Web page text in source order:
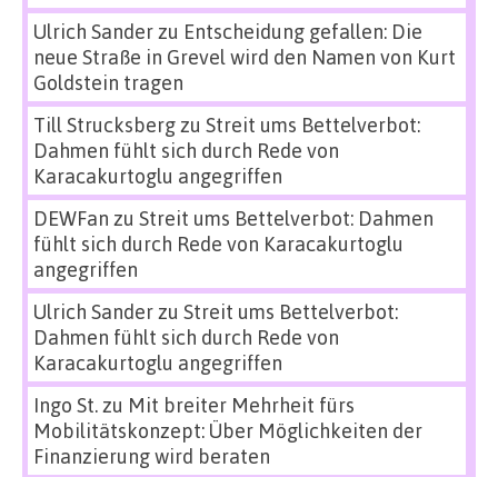
Ulrich Sanderzu Entscheidung gefallen: Die
neue Straße in Grevel wird den Namen von Kurt
Goldstein tragen
Till Strucksbergzu Streit ums Bettelverbot:
Dahmen fühlt sich durch Rede von
Karacakurtoglu angegriffen
DEWFan zu Streit ums Bettelverbot: Dahmen
fühlt sich durch Rede von Karacakurtoglu
angegriffen
Ulrich Sanderzu Streit ums Bettelverbot:
Dahmen fühlt sich durch Rede von
Karacakurtoglu angegriffen
Ingo St.zu Mit breiter Mehrheit fürs
Mobilitätskonzept: Über Möglichkeiten der
Finanzierung wird beraten